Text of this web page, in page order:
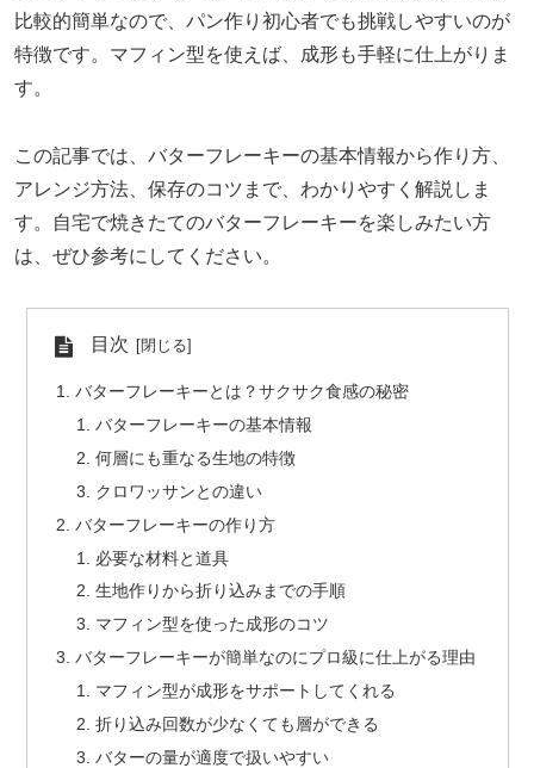
比較的簡単なので、パン作り初心者でも挑戦しやすいのが
特徴です。マフィン型を使えば、成形も手軽に仕上がりま
す。
この記事では、バターフレーキーの基本情報から作り方、
アレンジ方法、保存のコツまで、わかりやすく解説しま
す。自宅で焼きたてのバターフレーキーを楽しみたい方
は、ぜひ参考にしてください。
目次
バターフレーキーとは？サクサク食感の秘密
バターフレーキーの基本情報
何層にも重なる生地の特徴
クロワッサンとの違い
バターフレーキーの作り方
必要な材料と道具
生地作りから折り込みまでの手順
マフィン型を使った成形のコツ
バターフレーキーが簡単なのにプロ級に仕上がる理由
マフィン型が成形をサポートしてくれる
折り込み回数が少なくても層ができる
バターの量が適度で扱いやすい